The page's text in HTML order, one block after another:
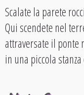
Scalate la parete
Qui scendete nel
attraversate il ponte
in una piccola